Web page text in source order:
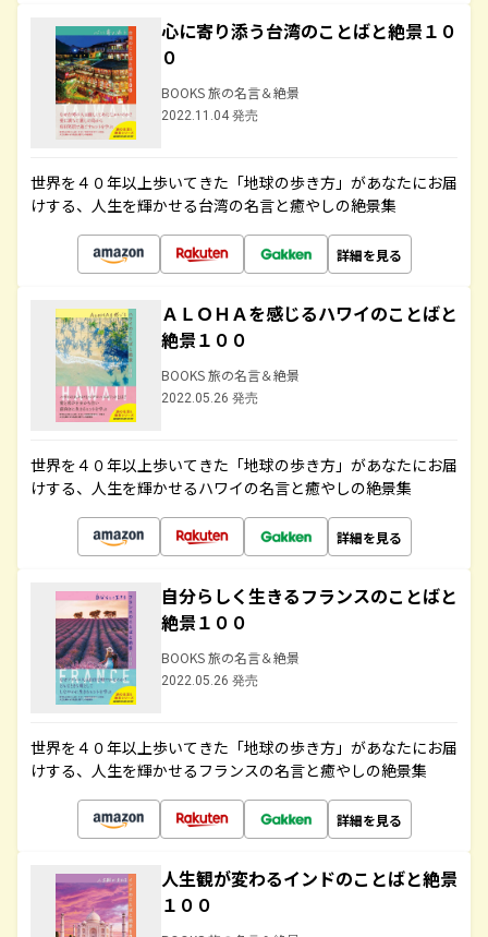
心に寄り添う台湾のことばと絶景１０
０
BOOKS 旅の名言＆絶景
2022.11.04 発売
世界を４０年以上歩いてきた「地球の歩き方」があなたにお届
けする、人生を輝かせる台湾の名言と癒やしの絶景集
詳細を見る
ＡＬＯＨＡを感じるハワイのことばと
絶景１００
BOOKS 旅の名言＆絶景
2022.05.26 発売
世界を４０年以上歩いてきた「地球の歩き方」があなたにお届
けする、人生を輝かせるハワイの名言と癒やしの絶景集
詳細を見る
自分らしく生きるフランスのことばと
絶景１００
BOOKS 旅の名言＆絶景
2022.05.26 発売
世界を４０年以上歩いてきた「地球の歩き方」があなたにお届
けする、人生を輝かせるフランスの名言と癒やしの絶景集
詳細を見る
人生観が変わるインドのことばと絶景
１００